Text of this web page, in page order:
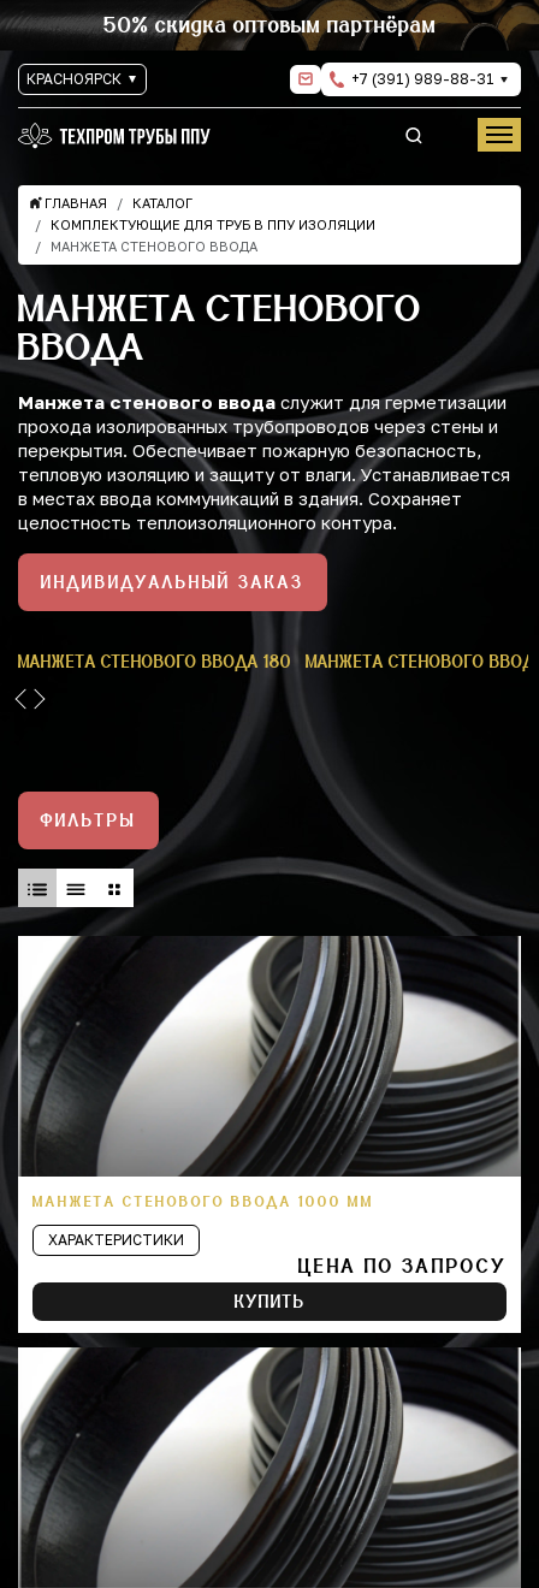
50% скидка оптовым партнёрам
КРАСНОЯРСК +7 (391) 989-88-31
ГЛАВНАЯ
КАТАЛОГ
КОМПЛЕКТУЮЩИЕ ДЛЯ ТРУБ В ППУ ИЗОЛЯЦИИ
МАНЖЕТА СТЕНОВОГО ВВОДА
МАНЖЕТА СТЕНОВОГО
ВВОДА
Манжета стенового ввода служит для герметизации
прохода изолированных трубопроводов через стены и
перекрытия. Обеспечивает пожарную безопасность,
тепловую изоляцию и защиту от влаги. Устанавливается
в местах ввода коммуникаций в здания. Сохраняет
целостность теплоизоляционного контура.
ИНДИВИДУАЛЬНЫЙ ЗАКАЗ
МАНЖЕТА СТЕНОВОГО ВВОДА 180 МАНЖЕТА СТЕНОВОГО
ФИЛЬТРЫ
МАНЖЕТА СТЕНОВОГО ВВОДА 1000 ММ
ХАРАКТЕРИСТИКИ
ЦЕНА ПО ЗАПРОСУ
КУПИТЬ